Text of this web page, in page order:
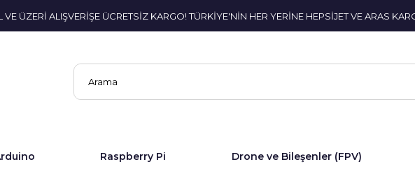
VE ÜZERİ ALIŞVERİŞE ÜCRETSİZ KARGO! TÜRKİYE'NİN HER YERİNE HEPSİJET VE ARAS
Raspberry Pi Drone ve Bileşenler (FPV)